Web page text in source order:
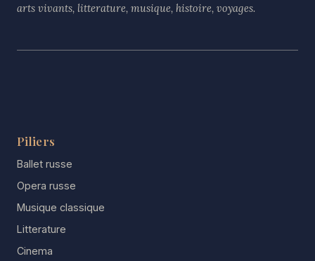
arts vivants, litterature, musique, histoire, voyages.
Piliers
Ballet russe
Opera russe
Musique classique
Litterature
Cinema